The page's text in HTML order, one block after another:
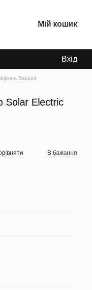
Мій кошик
Вхід
Baseus
Solar Electric
В бажання